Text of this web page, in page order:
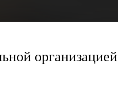
организацией